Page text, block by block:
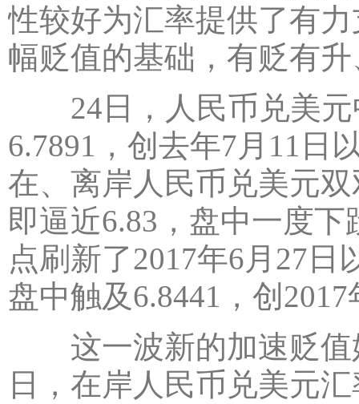
性较好为汇率提供了有
幅贬值的基础，有贬有
24日，人民币兑美元
6.7891，创去年7月11日
在、离岸人民币兑美元
即逼近6.83，盘中一度下
点刷新了2017年6月27
盘中触及6.8441，创
这一波新的加速贬值
日，在岸人民币兑美元